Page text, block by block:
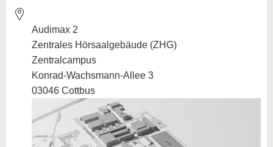
Audimax 2
Zentrales Hörsaalgebäude (ZHG)
Zentralcampus
Konrad-Wachsmann-Allee 3
03046 Cottbus